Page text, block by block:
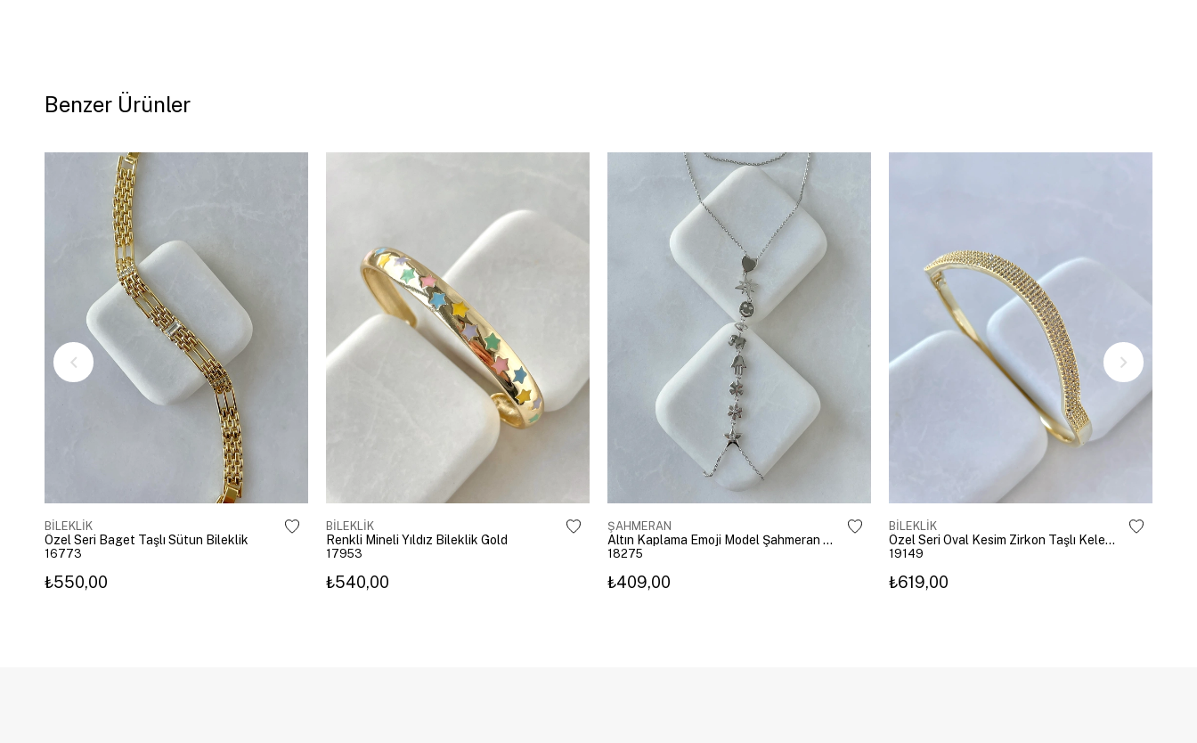
Benzer Ürünler
BİLEKLİK
Özel Seri Baget Taşlı Sütun Bileklik
16773
₺550,00
BİLEKLİK
Renkli Mineli Yıldız Bileklik Gold
17953
₺540,00
ŞAHMERAN
Altın Kaplama Emoji Model Şahmeran Gümüş
18275
₺409,00
BİLEKLİK
Özel Seri Oval Kesim Zirkon Taşlı Kelepçe Gold
19149
₺619,00